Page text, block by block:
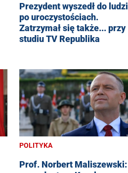
Prezydent wyszedł do ludzi
po uroczystościach.
Zatrzymał się także... przy
studiu TV Republika
POLITYKA
Prof. Norbert Maliszewski: